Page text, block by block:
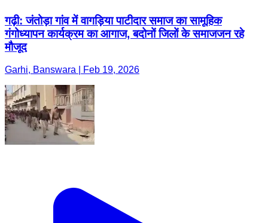
गढ़ी: जंतोड़ा गांव में वागड़िया पाटीदार समाज का सामूहिक
गंगोध्यापन कार्यक्रम का आगाज, बदोनों जिलों के समाजजन रहे
मौजूद
Garhi, Banswara | Feb 19, 2026